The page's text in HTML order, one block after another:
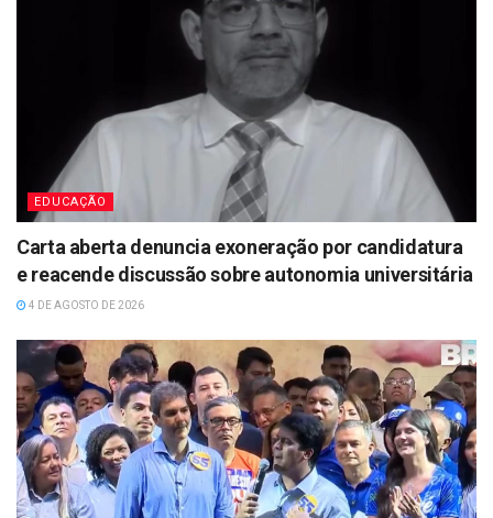
EDUCAÇÃO
Carta aberta denuncia exoneração por candidatura
e reacende discussão sobre autonomia universitária
4 DE AGOSTO DE 2026